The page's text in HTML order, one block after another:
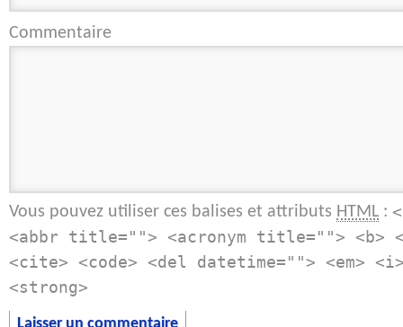
Commentaire
Vous pouvez utiliser ces balises et attributs HTML :
<abbr title=""> <acronym title=""> <b>
<cite> <code> <del datetime=""> <em>
<strong>